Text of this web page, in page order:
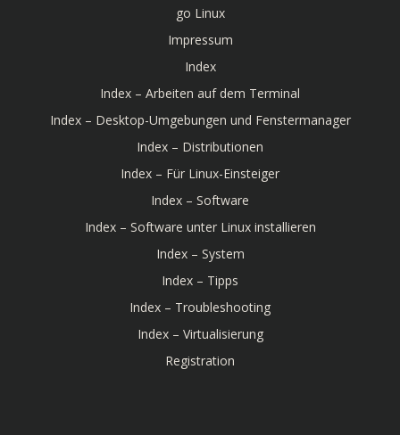
go Linux
Impressum
Index
Index – Arbeiten auf dem Terminal
Index – Desktop-Umgebungen und Fenstermanager
Index – Distributionen
Index – Für Linux-Einsteiger
Index – Software
Index – Software unter Linux installieren
Index – System
Index – Tipps
Index – Troubleshooting
Index – Virtualisierung
Registration